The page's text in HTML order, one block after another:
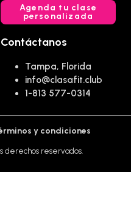
Agenda tu clase
personalizada
Contáctanos
Tampa, Florida
info@clasafit.club
1-813 577-0314
y condiciones
derechos reservados.